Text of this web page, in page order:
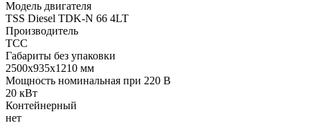
Модель двигателя
TSS Diesel TDK-N 66 4LT
Производитель
ТСС
Габариты без упаковки
2500x935x1210 мм
Мощность номинальная при 220 В
20 кВт
Контейнерный
нет